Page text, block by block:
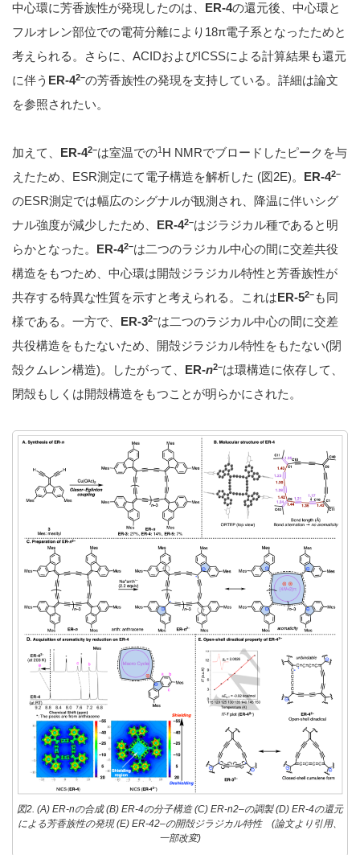
中心環に芳香族性が発現したのは、
ER-4の還元後、中心環と
フルオレン部位での電荷分離により18π電子系となったためと
考えられる。さらに、ACIDおよびICSSによる計算結果も還元
に伴う ER-42–の芳香族性の発現を支持している。詳細は論文
を参照されたい。
加えて、 ER-42–は室温での1 H NMRでブロードしたピークを与
えたため、ESR測定にて電子構造を解析した (図2E)。
ER-42–
のESR測定では幅広のシグナルが観測され、降温に伴いシグ
ナル強度が減少したため、
ER-42–はジラジカル種であると明
らかとなった。
ER-42–は二つのラジカル中心の間に交差共役
構造をもつため、中心環は開殻ジラジカル特性と芳香族性が
共存する特異な性質を示すと考えられる。これは ER-52– も同
様である。一方で、
ER-32–は二つのラジカル中心の間に交差
共役構造をもたないため、開殻ジラジカル特性をもたない(閉
殻クムレン構造)。したがって、
ER-n2–は環構造に依存して、
閉殻もしくは開殻構造をもつことが明らかにされた。
図2. (A) ER-nの合成 (B) ER-4の分子構造 (C) ER-n2–の調製 (D) ER-4の還元
による芳香族性の発現 (E) ER-42–の開殻ジラジカル特性 (論文より引用、
一部改変)